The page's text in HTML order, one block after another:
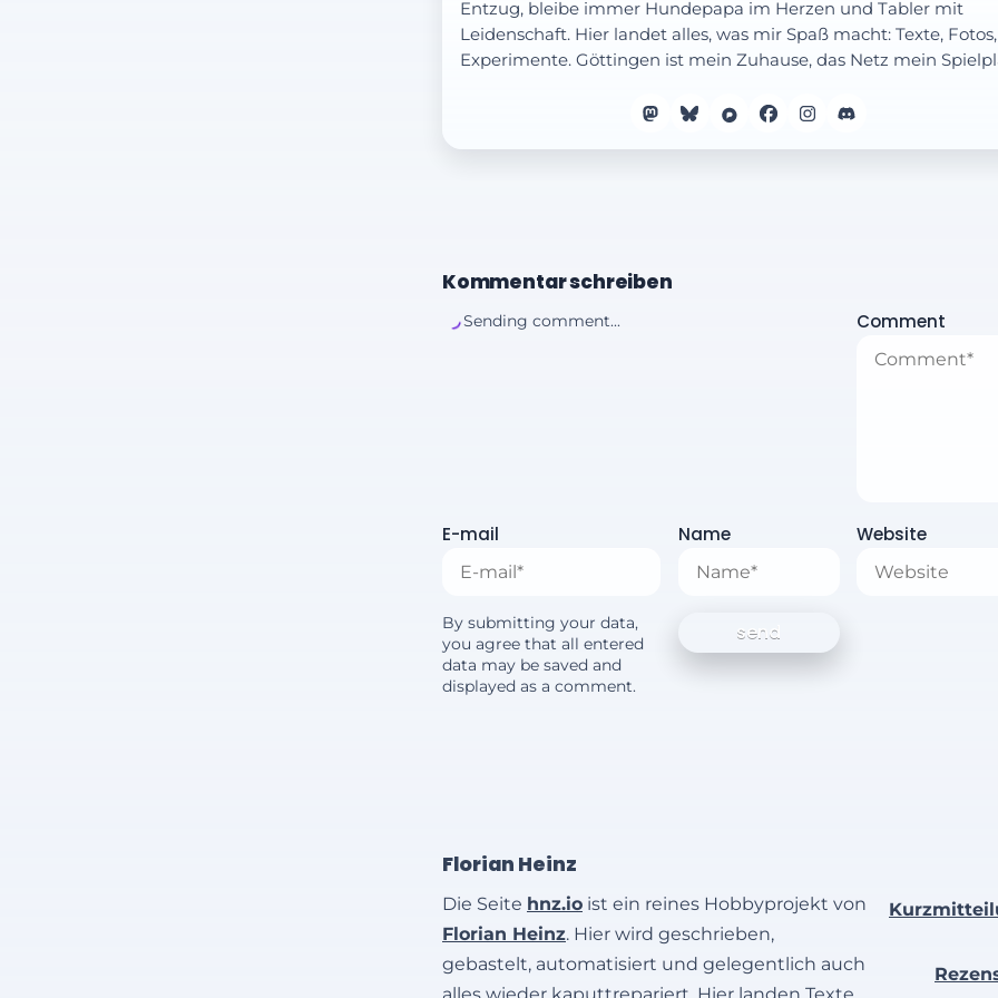
Entzug, bleibe immer Hundepapa im Herzen und Tabler mit
Leidenschaft. Hier landet alles, was mir Spaß macht: Texte, Fotos,
Experimente. Göttingen ist mein Zuhause, das Netz mein
Kommentar schreiben
Sending comment... Comment
E-mail Name Website
By submitting your data,
you agree that all entered
data may be saved and
displayed as a comment.
Florian Heinz
Die Seite hnz.io ist ein reines Hobbyprojekt von
Florian Heinz. Hier wird geschrieben,
gebastelt, automatisiert und gelegentlich auch